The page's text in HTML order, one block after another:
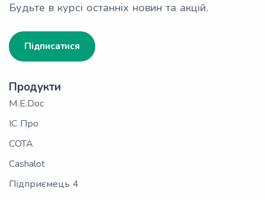
Будьте в курсі останніх новин та акцій.
Підписатися
Продукти
M.E.Doc
ІС Про
СОТА
Cashalot
Підприємець 4